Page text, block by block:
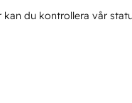
du kontrollera vår